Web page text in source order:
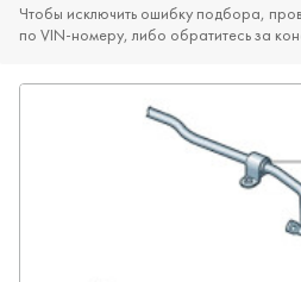
Чтобы исключить ошибку подбора,
по VIN‑номеру, либо обратитесь за